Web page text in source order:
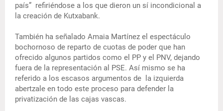
país” refiriéndose a los que dieron un sí incondicional a
la creación de Kutxabank.
También ha señalado Amaia Martínez el espectáculo
bochornoso de reparto de cuotas de poder que han
ofrecido algunos partidos como el PP y el PNV, dejando
fuera de la representación al PSE. Así mismo se ha
referido a los escasos argumentos de la izquierda
abertzale en todo este proceso para defender la
privatización de las cajas vascas.